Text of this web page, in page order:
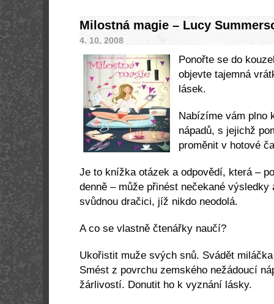
Milostná magie – Lucy
4. 10. 2008
Ponořte se do
objevte tajemná
lásek.
Nabízíme vám plno
nápadů, s jejichž
proměnit v hotové
Je to knížka otázek a odpovědí, která –
denně – může přinést nečekané výsledky
svůdnou dračici, jíž nikdo neodolá.
A co se vlastně čtenářky naučí?
Ukořistit muže svých snů. Svádět
Smést z povrchu zemského nežádoucí
žárlivostí. Donutit ho k vyznání lásky.